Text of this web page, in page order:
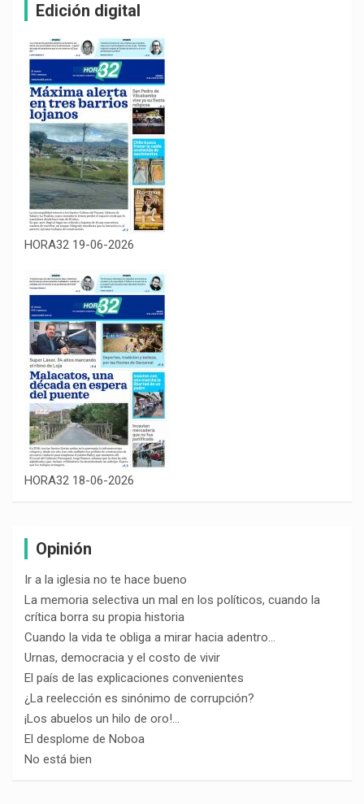
Edición digital
HORA32 19-06-2026
HORA32 18-06-2026
Opinión
Ir a la iglesia no te hace bueno
La memoria selectiva un mal en los políticos, cuando la
crítica borra su propia historia
Cuando la vida te obliga a mirar hacia adentro…
Urnas, democracia y el costo de vivir
El país de las explicaciones convenientes
¿La reelección es sinónimo de corrupción?
¡Los abuelos un hilo de oro!…
El desplome de Noboa
No está bien